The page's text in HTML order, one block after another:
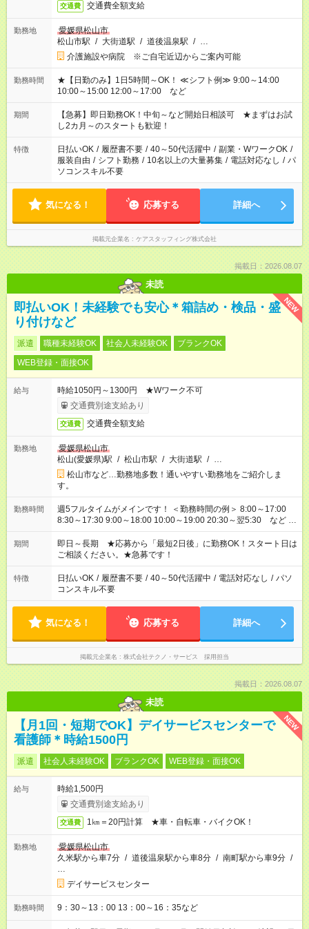
交通費 交通費全額支給
勤務地
愛媛県松山市
松山市駅 / 大街道駅 / 道後温泉駅 / …
介護施設や病院 ※ご自宅近辺からご案内可能
勤務時間
★【日勤のみ】1日5時間～OK！ ≪シフト例≫ 9:00～14:00
10:00～15:00 12:00～17:00 など
期間
【急募】即日勤務OK！中旬～など開始日相談可 ★まずはお試
し2カ月～のスタートも歓迎！
特徴 日払いOK / 履歴書不要 / 40～50代活躍中 / 副業・WワークOK /
服装自由 / シフト勤務 / 10名以上の大量募集 / 電話対応なし / パ
ソコンスキル不要
気になる！ 応募する 詳細へ
掲載元企業名 ケアスタッフィング株式会社
掲載日：2026.08.07
未読
NEW
即払いOK！未経験でも安心＊箱詰め・検品・盛
り付けなど
派遣 職種未経験OK 社会人未経験OK
ブランクOK
WEB登録・面接OK
給与
時給1050円～1300円 ★Wワーク不可
交通費別途支給あり
交通費 交通費全額支給
勤務地
愛媛県松山市
松山(愛媛県)駅 / 松山市駅 / 大街道駅 / …
松山市など…勤務地多数！通いやすい勤務地をご紹介しま
す。
勤務時間
週5フルタイムがメインです！ ＜勤務時間の例＞ 8:00～17:00
8:30～17:30 9:00～18:00 10:00～19:00 20:30～翌5:30 など ★
その他にも勤務時間多数！ 日勤のみ、残業なし、交替制など
ご希望を教えてください！
期間
即日～長期 ★応募から「最短2日後」に勤務OK！スタート日は
ご相談ください。★急募です！
特徴 日払いOK / 履歴書不要 / 40～50代活躍中 / 電話対応なし / パソ
コンスキル不要
気になる！ 応募する 詳細へ
掲載元企業名 株式会社テクノ・サービス 採用担当
掲載日：2026.08.07
未読
NEW
【月1回・短期でOK】デイサービスセンターで
看護師＊時給1500円
派遣 社会人未経験OK ブランクOK WEB登録・面接OK
給与
時給1,500円
交通費別途支給あり
交通費 1㎞＝20円計算 ★車・自転車・バイクOK！
勤務地
愛媛県松山市
久米駅から車7分 / 道後温泉駅から車8分 / 南町駅から車9分 /
…
デイサービスセンター
勤務時間 9：30～13：00 13：00～16：35など